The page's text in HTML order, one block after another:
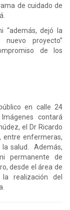
de cuidado de
“además, dejó la
proyecto”
de los
en calle 24
contará
el Dr Ricardo
entre enfermeras,
la salud. Además,
permanente de
desde el área de
realización del